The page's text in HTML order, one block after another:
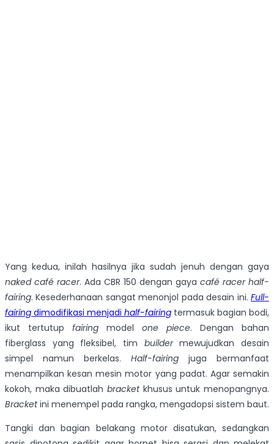
Yang kedua, inilah hasilnya jika sudah jenuh dengan gaya
naked café racer. Ada CBR 150 dengan gaya café racer half-
fairing. Kesederhanaan sangat menonjol pada desain ini. Full-
fairing dimodifikasi menjadi half-fairing termasuk bagian bodi,
ikut tertutup fairing model one piece. Dengan bahan
fiberglass yang fleksibel, tim buildermewujudkan desain
simpel namun berkelas. Half-fairing juga bermanfaat
menampilkan kesan mesin motor yang padat. Agar semakin
kokoh, maka dibuatlah bracketkhusus untuk menopangnya.
Bracketini menempel pada rangka, mengadopsi sistem baut.
Tangki dan bagian belakang motor disatukan, sedangkan